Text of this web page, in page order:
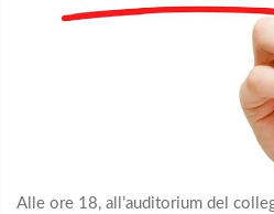
Alle ore 18, all’auditorium del